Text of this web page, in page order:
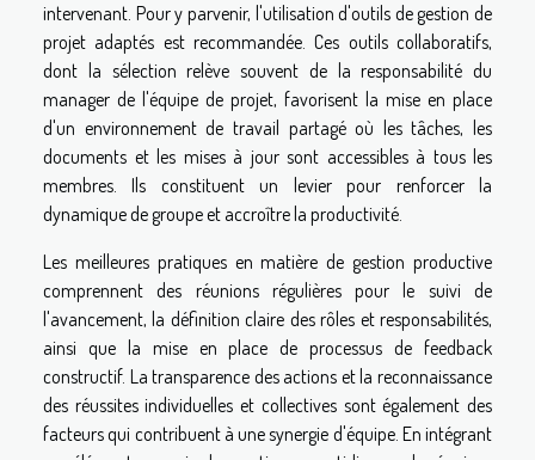
intervenant. Pour y parvenir, l'utilisation d'outils de gestion de
projet adaptés est recommandée. Ces outils collaboratifs,
dont la sélection relève souvent de la responsabilité du
manager de l'équipe de projet, favorisent la mise en place
d'un environnement de travail partagé où les tâches, les
documents et les mises à jour sont accessibles à tous les
membres. Ils constituent un levier pour renforcer la
dynamique de groupe et accroître la productivité.
Les meilleures pratiques en matière de gestion productive
comprennent des réunions régulières pour le suivi de
l'avancement, la définition claire des rôles et responsabilités,
ainsi que la mise en place de processus de feedback
constructif. La transparence des actions et la reconnaissance
des réussites individuelles et collectives sont également des
facteurs qui contribuent à une synergie d'équipe. En intégrant